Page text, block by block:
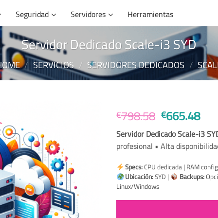
Seguridad Servidores Herramientas
Servidor Dedicado Scale-i3 SYD
/ SERVICIOS / SERVIDORES DEDICADOS /
€798.58 Original
price
was:
€798.58.
€665.48
is:
Servidor Dedicado Scale-i3
profesional • Alta
Specs:CPU dedicada | RAM
Ubicación:SYD | Backups:
Linux/Windows